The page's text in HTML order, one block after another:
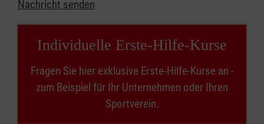
Nachricht senden
Individuelle Erste-Hilfe-Kurse
Fragen Sie hier exklusive Erste-Hilfe-Kurse an -
zum Beispiel für Ihr Unternehmen oder Ihren
Sportverein.